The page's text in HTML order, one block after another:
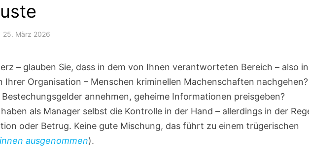
25. März 2026
– glauben Sie, dass in dem von Ihnen verantworteten Bereich – also in
Ihrer Organisation – Menschen kriminellen Machenschaften nachgehen?
annehmen, geheime Informationen preisgeben?
als Manager selbst die Kontrolle in der Hand – allerdings in der
oder Betrug. Keine gute Mischung, das führt zu einem trügerischen
ausgenommen).